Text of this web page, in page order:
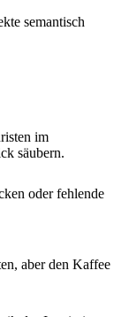
semantisch
im
säubern.
oder fehlende
aber den Kaffee